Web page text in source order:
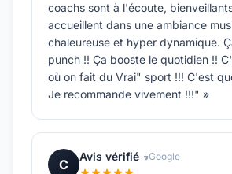
coachs sont à l'écoute,
accueillent dans une ambiance
chaleureuse et hyper dynamique.
punch !! Ça booste le quotidien !!
où on fait du Vrai" sport !!! C'est
Je recommande vivement !!!" »
C
Avis vérifié Google